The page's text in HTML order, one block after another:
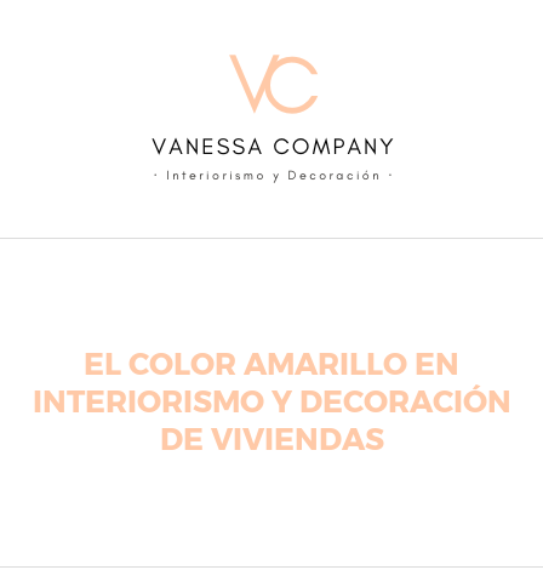
EL COLOR AMARILLO EN
INTERIORISMO Y DECORACIÓN
DE VIVIENDAS